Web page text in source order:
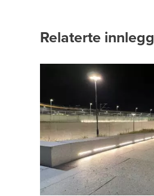
Relaterte innlegg